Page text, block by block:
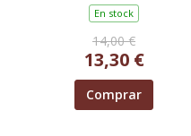
En stock
14,00 €
13,30 €
Comprar